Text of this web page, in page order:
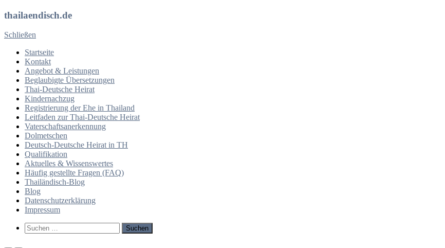
thailaendisch.de
Schließen
Startseite
Kontakt
Angebot & Leistungen
Beglaubigte Übersetzungen
Thai-Deutsche Heirat
Kindernachzug
Registrierung der Ehe in Thailand
Leitfaden zur Thai-Deutsche Heirat
Vaterschaftsanerkennung
Dolmetschen
Deutsch-Deutsche Heirat in TH
Qualifikation
Aktuelles & Wissenswertes
Häufig gestellte Fragen (FAQ)
Thailändisch-Blog
Blog
Datenschutzerklärung
Impressum
Such-
Formular
Suchen
nach: